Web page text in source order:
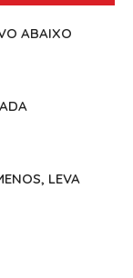
ABAIXO
LEVA